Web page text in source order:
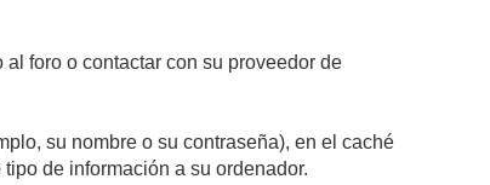
foro o contactar con su proveedor de
su nombre o su contraseña), en el caché
de información a su ordenador.